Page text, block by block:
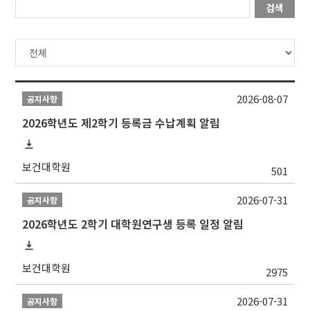
검색
공지사항
2026학년도 제2학기 등록금 수납계획 알림
보건대학원 501
2026-08-07
공지사항
2026학년도 2학기 대학원연구생 등록 일정 알림
보건대학원 2975
2026-07-31
공지사항 2026-07-31